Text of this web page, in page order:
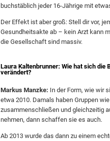
buchstäblich jeder 16-Jährige mit
Der Effekt ist aber groß: Stell dir vor,
Gesundheitsakte ab – kein Arzt kann
die Gesellschaft sind massiv.
Laura Kaltenbrunner: Wie hat sich die
verändert?
Markus Manzke: In der Form, wie wir
etwa 2010. Damals haben Gruppen
zusammenschließen und gleichzeitig
nehmen, dann schaffen sie es auch.
Ab 2013 wurde das dann zu einem